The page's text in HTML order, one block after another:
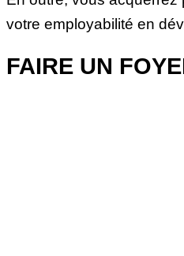
votre employabilité en
FAIRE UN